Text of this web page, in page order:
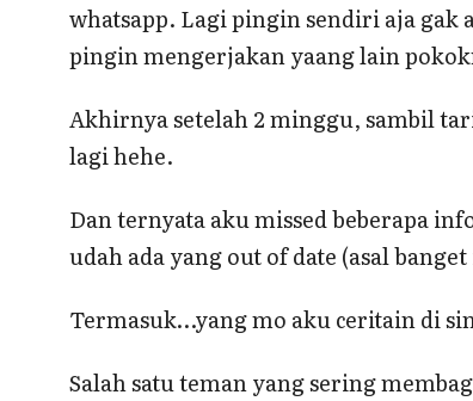
whatsapp. Lagi pingin sendiri aja
pingin mengerjakan yaang lain
Akhirnya setelah 2 minggu, sambil
lagi hehe.
Dan ternyata aku missed beberapa
udah ada yang out of date (asal
Termasuk…yang mo aku ceritain di
Salah satu teman yang sering